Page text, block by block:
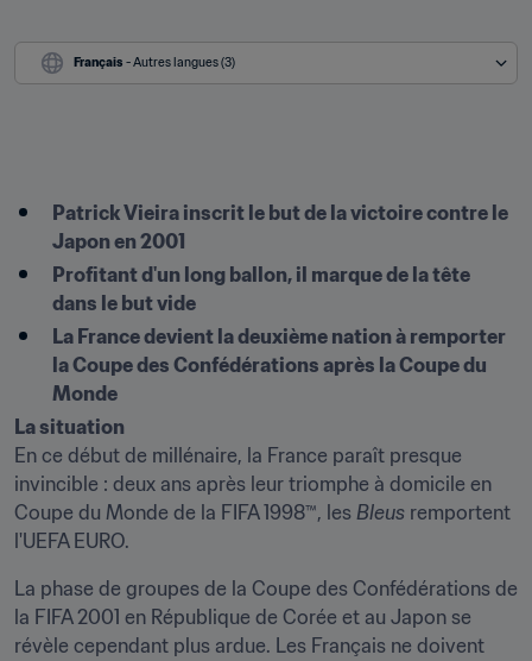
Français - Autres langues (3)
Patrick Vieira inscrit le but de la victoire contre le
Japon en 2001
Profitant d'un long ballon, il marque de la tête
dans le but vide
La France devient la deuxième nation à remporter
la Coupe des Confédérations après la Coupe du
Monde
La situation
En ce début de millénaire, la France paraît presque
invincible : deux ans après leur triomphe à domicile en
Coupe du Monde de la FIFA 1998™, les Bleus remportent
l'UEFA EURO.
La phase de groupes de la Coupe des Confédérations de
la FIFA 2001 en République de Corée et au Japon se
révèle cependant plus ardue. Les Français ne doivent